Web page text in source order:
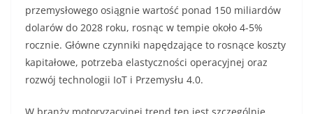
przemysłowego osiągnie wartość ponad 150 miliardów
dolarów do 2028 roku, rosnąc w tempie około 4-5%
rocznie. Główne czynniki napędzające to rosnące koszty
kapitałowe, potrzeba elastyczności operacyjnej oraz
rozwój technologii IoT i Przemysłu 4.0.